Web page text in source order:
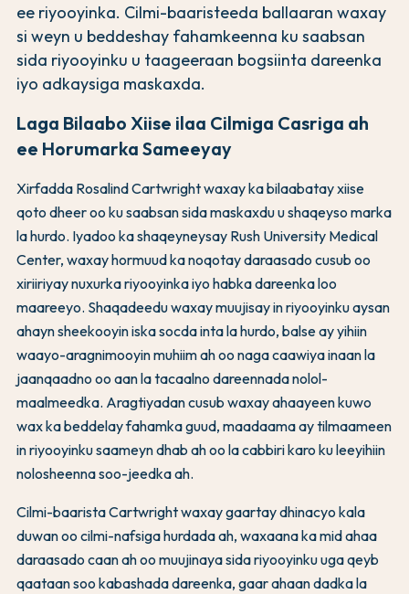
ee riyooyinka. Cilmi-baaristeeda ballaaran waxay
si weyn u beddeshay fahamkeenna ku saabsan
sida riyooyinku u taageeraan bogsiinta dareenka
iyo adkaysiga maskaxda.
Laga Bilaabo Xiise ilaa Cilmiga Casriga ah
ee Horumarka Sameeyay
Xirfadda Rosalind Cartwright waxay ka bilaabatay xiise
qoto dheer oo ku saabsan sida maskaxdu u shaqeyso marka
la hurdo. Iyadoo ka shaqeyneysay Rush University Medical
Center, waxay hormuud ka noqotay daraasado cusub oo
xiriiriyay nuxurka riyooyinka iyo habka dareenka loo
maareeyo. Shaqadeedu waxay muujisay in riyooyinku aysan
ahayn sheekooyin iska socda inta la hurdo, balse ay yihiin
waayo-aragnimooyin muhiim ah oo naga caawiya inaan la
jaanqaadno oo aan la tacaalno dareennada nolol-
maalmeedka. Aragtiyadan cusub waxay ahaayeen kuwo
wax ka beddelay fahamka guud, maadaama ay tilmaameen
in riyooyinku saameyn dhab ah oo la cabbiri karo ku leeyihiin
nolosheenna soo-jeedka ah.
Cilmi-baarista Cartwright waxay gaartay dhinacyo kala
duwan oo cilmi-nafsiga hurdada ah, waxaana ka mid ahaa
daraasado caan ah oo muujinaya sida riyooyinku uga qeyb
qaataan soo kabashada dareenka, gaar ahaan dadka la